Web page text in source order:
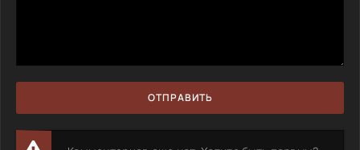
ОТПРАВИТЬ